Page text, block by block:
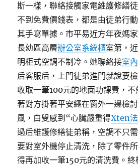
斯一樣，聯絡接觸家電維護修繕
不到免費價錢表，都是由徒弟行
其手寫單據。市平易近方年夜媽家
長幼區高層辦公室系統櫃室第，
明柜式空調不制冷。她聯絡接室
后客服后，上門徒弟進門就說要
收取一筆100元的地面功課費，
著對方掛著平安繩在窗外一邊檢
風，白叟感到“心臟嚴重得Xten
過后維護修繕徒弟稱，空調不只
要對室外機停止清洗，除了零件
得再加收一筆150元的清洗費。